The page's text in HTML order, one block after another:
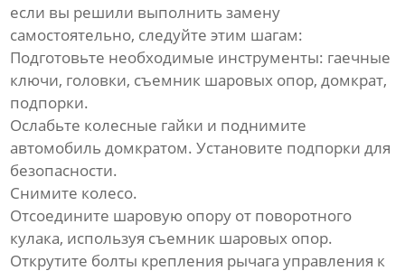
если вы решили выполнить замену
самостоятельно, следуйте этим шагам:
Подготовьте необходимые инструменты: гаечные
ключи, головки, съемник шаровых опор, домкрат,
подпорки.
Ослабьте колесные гайки и поднимите
автомобиль домкратом. Установите подпорки для
безопасности.
Снимите колесо.
Отсоедините шаровую опору от поворотного
кулака, используя съемник шаровых опор.
Открутите болты крепления рычага управления к